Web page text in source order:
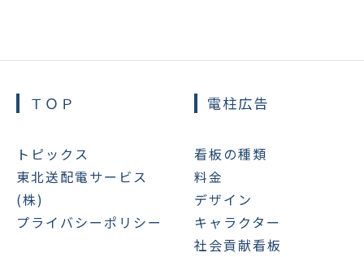
ＴＯＰ
トピックス
東北送配電サービス
(株)
プライバシーポリシー
電柱広告
看板の種類
料金
デザイン
キャラクター
社会貢献看板